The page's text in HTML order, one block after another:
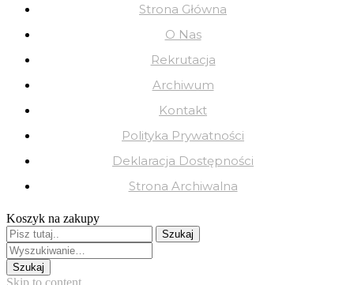
Strona Główna
O Nas
Rekrutacja
Archiwum
Kontakt
Polityka Prywatności
Deklaracja Dostępności
Strona Archiwalna
Koszyk na zakupy
Skip to content